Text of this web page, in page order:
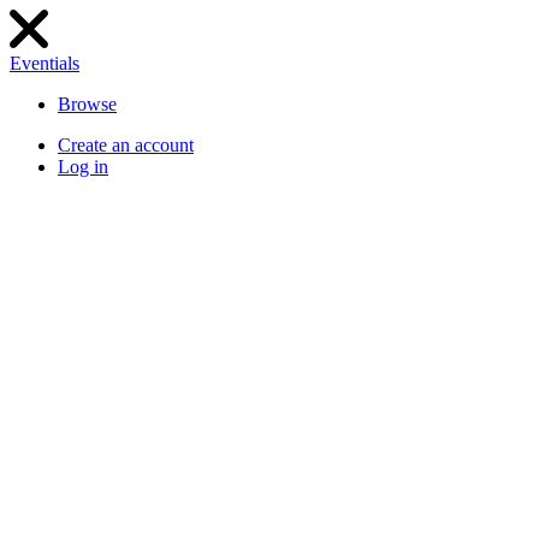
Eventials
Browse
Create an account
Log in